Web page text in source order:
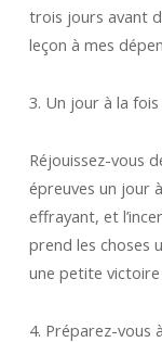
trois jours avant
leçon à mes
3. Un jour à la fois
Réjouissez-vous
épreuves un jour
effrayant, et
prend les choses
une petite victoire
4. Préparez-vous